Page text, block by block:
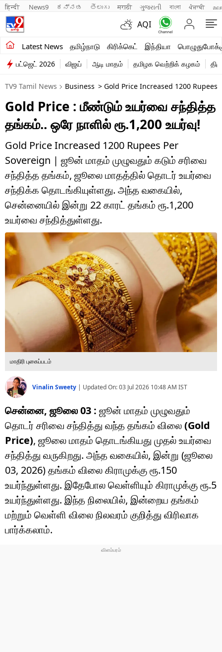
हिन्दी News9 ಕನ್ನಡ తెలుగు मराठी ગુજરાતી বাংলা ਪੰਜਾਬੀ
AQI
Latest News தமிழ்நாடு கிரிக்கெட் இந்தியா
சமீபத்திய செய்திகள்
தமிழ்நாடு
இந்தியா
உலகம்
விளையாட்டு
பொழுதுபோக்கு
லைஃப்ஸ்டைல்
வணிகம்
டெக்னாலஜி
ஆன்மீகம்
வைரல்
ஹெஃல்த்
ஷார்ட் வீடியோஸ்
வலை கதைகள்
போட்டோ கேலரி
பட்ஜெட் 2026 விஜய் ஆடி மாதம் தமிழக வெற்றிக் கழகம்
TV9 Tamil News Business > Gold Price Increased 1200 Rupees
Gold Price : மீண்டும் உயர்வை சந்தித்த
தங்கம்.. ஒரே நாளில் ரூ.1,200 உயர்வு!
Gold Price Increased 1200 Rupees Per
Sovereign | ஜூன் மாதம் முழுவதும் கடும் சரிவை
சந்தித்த தங்கம், ஜூலை மாதத்தில் தொடர் உயர்வை
சந்திக்க தொடங்கியுள்ளது. அந்த வகையில்,
சென்னையில் இன்று 22 காரட் தங்கம் ரூ.1,200
உயர்வை சந்தித்துள்ளது.
மாதிரி புகைப்படம்
Vinalin Sweety | Updated On:03 Jul 2026 10:48 AM IST
சென்னை, ஜூலை 03 : ஜூன் மாதம் முழுவதும்
தொடர் சரிவை சந்தித்து வந்த தங்கம் விலை(Gold
Price), ஜூலை மாதம் தொடங்கியது முதல் உயர்வை
சந்தித்து வருகிறது. அந்த வகையில், இன்று (ஜூலை
03, 2026) தங்கம் விலை கிராமுக்கு ரூ.150
உயர்ந்துள்ளது. இதேபோல வெள்ளியும் கிராமுக்கு ரூ.5
உயர்ந்துள்ளது. இந்த நிலையில், இன்றைய தங்கம்
மற்றும் வெள்ளி விலை நிலவரம் குறித்து விரிவாக
பார்க்கலாம்.